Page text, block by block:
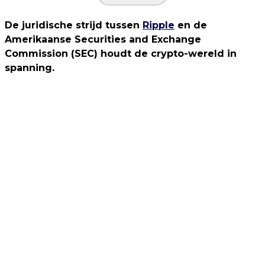
De juridische strijd tussen Ripple en de
Amerikaanse Securities and Exchange
Commission (SEC) houdt de crypto-wereld in
spanning.